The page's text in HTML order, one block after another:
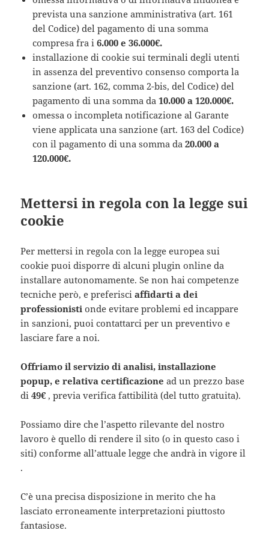
prevista una sanzione amministrativa (art. 161
del Codice) del pagamento di una somma
compresa fra i 6.000 e 36.000€.
installazione di cookie sui terminali degli utenti
in assenza del preventivo consenso comporta la
sanzione (art. 162, comma 2-bis, del Codice) del
pagamento di una somma da10.000 a 120.000€.
omessa o incompleta notificazione al Garante
viene applicata una sanzione (art. 163 del Codice)
con il pagamento di una somma da20.000 a
120.000€.
Mettersi in regola con la legge sui
cookie
Per mettersi in regola con la legge europea sui
cookie puoi disporre di alcuni plugin online da
installare autonomamente. Se non hai competenze
tecniche però, e preferisciaffidarti a dei
professionisti onde evitare problemi ed incappare
in sanzioni, puoi contattarci per un preventivo e
lasciare fare a noi.
Offriamo il servizio di analisi, installazione
popup, e relativa certificazione ad un prezzo base
di49€ , previa verifica fattibilità (del tutto gratuita).
Possiamo dire che l’aspetto rilevante del nostro
lavoro è quello di rendere il sito (o in questo caso i
siti) conforme all’attuale legge che andrà in vigore il
.
C’è una precisa disposizione in merito che ha
lasciato erroneamente interpretazioni piuttosto
fantasiose.